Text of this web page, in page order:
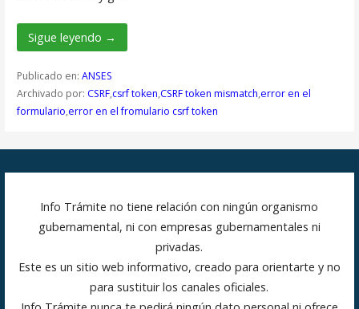
Sigue leyendo →
Publicado en: ANSES
Archivado por: CSRF,csrf token,CSRF token mismatch,error en el
formulario,error en el fromulario csrf token
Info Trámite no tiene relación con ningún organismo
gubernamental, ni con empresas gubernamentales ni
privadas.
Este es un sitio web informativo, creado para orientarte y no
para sustituir los canales oficiales.